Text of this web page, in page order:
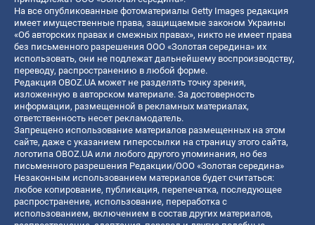
На все опубликованные фотоматериалы Getty Images редакция
имеет имущественные права, защищаемые законом Украины
«Об авторских правах и смежных правах», никто не имеет права
без письменного разрешения ООО «Золотая середина» их
использовать, они не подлежат дальнейшему воспроизводству,
переводу, распространению в любой форме.
Редакция OBOZ.UA может не разделять точку зрения,
изложенную в авторском материале. За достоверность
информации, размещенной в рекламных материалах,
ответственность несет рекламодатель.
Запрещено использование материалов размещенных на этом
сайте, даже с указанием гиперссылки на страницу этого сайта,
логотипа OBOZ.UA или любого другого упоминания, но без
письменного разрешения Редакции/ООО «Золотая середина»
Незаконным использованием материалов будет считаться:
любое копирование, публикация, перепечатка, последующее
распространение, использование, переработка с
использованием, включением в состав других материалов,